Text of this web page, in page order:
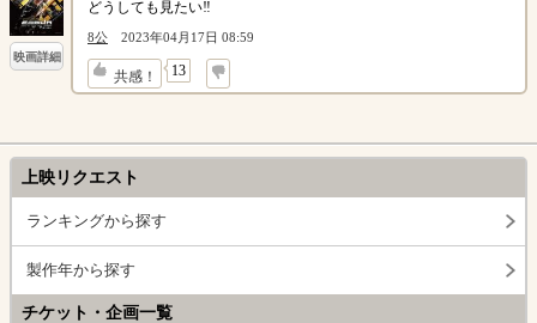
映画詳細
どうしても見たい‼︎
8公 2023年04月17日 08:59
共感！ 13
↓
上映リクエスト
ランキングから探す
製作年から探す
チケット・企画一覧